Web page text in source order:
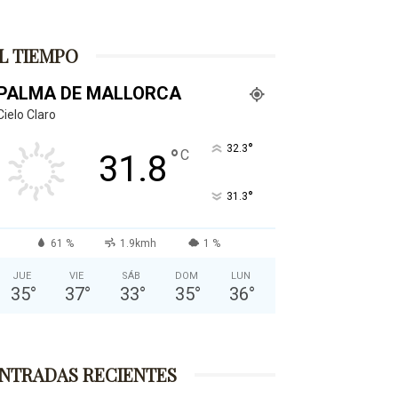
TIEMPO
DE MALLORCA
Claro
31.8 °C 32.3°
31.3°
61 % 1.9kmh 1 %
JUE
35°
VIE
37°
SÁB
33°
DOM
35°
LUN
36°
RECIENTES